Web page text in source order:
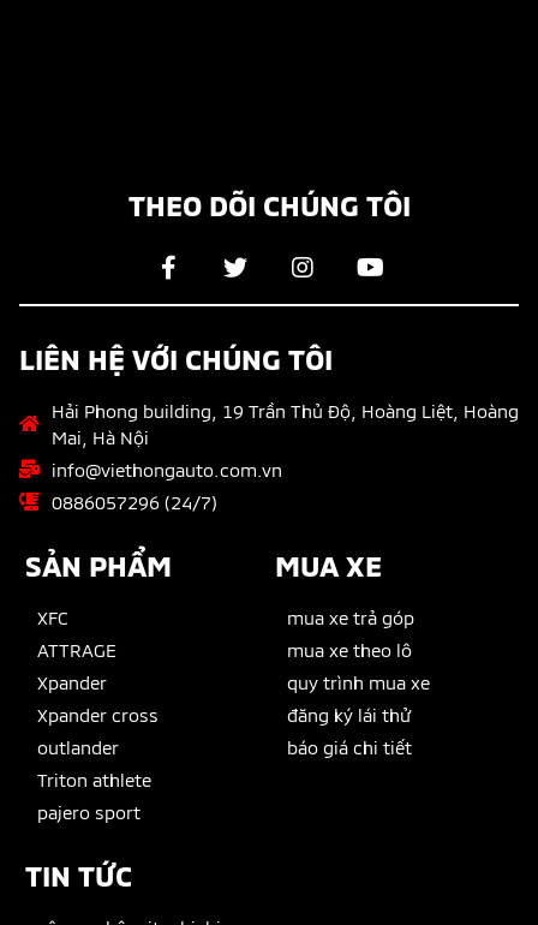
THEO DÕI CHÚNG TÔI
LIÊN HỆ VỚI CHÚNG TÔI
Hải Phong building, 19 Trần Thủ Độ, Hoàng Liệt, Hoàng
Mai, Hà Nội
info@viethongauto.com.vn
0886057296 (24/7)
SẢN PHẨM
XFC
ATTRAGE
Xpander
Xpander cross
outlander
Triton athlete
pajero sport
MUA XE
mua xe trả góp
mua xe theo lô
quy trình mua xe
đăng ký lái thử
báo giá chi tiết
TIN TỨC